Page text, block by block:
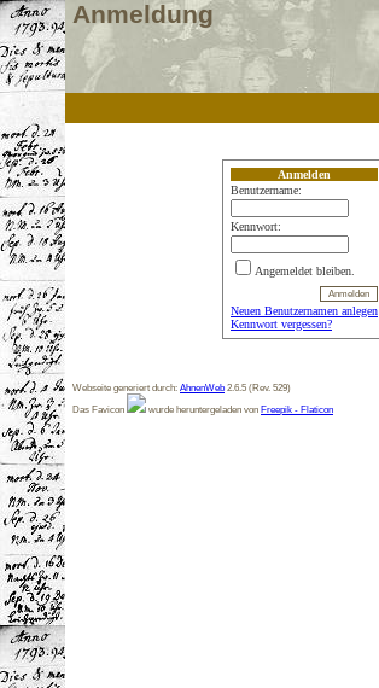
Anmeldung
Anmelden
Benutzername:
Kennwort:
Angemeldet bleiben.
Neuen Benutzernamen anlegen
Kennwort vergessen?
Webseite generiert durch: AhnenWeb 2.6.5 (Rev. 529)
Das Favicon
wurde heruntergeladen von Freepik - Flaticon